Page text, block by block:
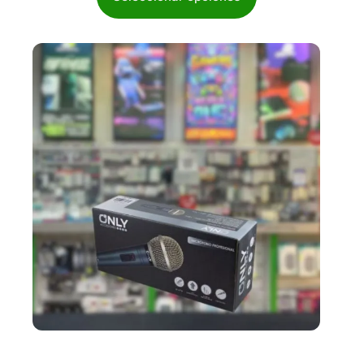
Las
opciones
pueden
elegir
en
la
página
de
producto